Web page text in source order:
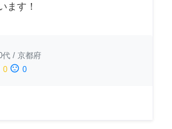
ます！
代 / 京都府
0 sentiment_dissatisfied 0